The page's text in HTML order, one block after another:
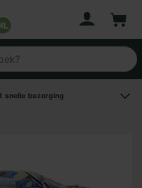
snelle bezorging